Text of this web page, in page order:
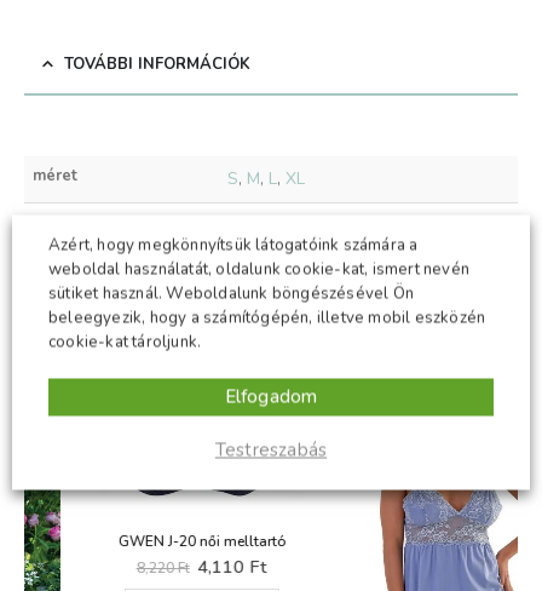
TOVÁBBI INFORMÁCIÓK
méret S, M, L,XL
KAPCSOLÓDÓ TERMÉKEK
GWEN J-20 női melltartó
Original
price
4,110FtCurrent
price
Azért, hogy megkönnyítsük látogatóink számára a
weboldal használatát, oldalunk cookie-kat, ismert nevén
sütiket használ. Weboldalunk böngészésével Ön
beleegyezik, hogy a számítógépén, illetve mobil eszközén
cookie-kat tároljunk.
Testreszabás
Elfogadom